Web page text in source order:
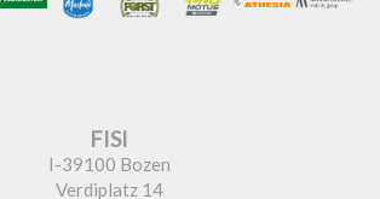
FISI
I-39100 Bozen
Verdiplatz 14